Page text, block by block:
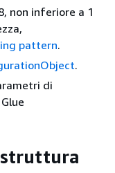
non inferiore a 1
pattern.
.
di